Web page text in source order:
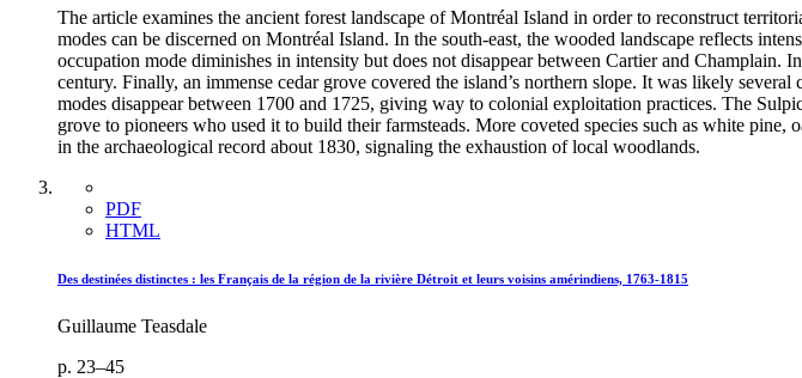
The article examines the ancient forest landscape of Montréal Island in order to reconstruct
modes can be discerned on Montréal Island. In the south-east, the wooded landscape reflects
occupation mode diminishes in intensity but does not disappear between Cartier and Champlain.
century. Finally, an immense cedar grove covered the island’s northern slope. It was likely
modes disappear between 1700 and 1725, giving way to colonial exploitation practices. The
grove to pioneers who used it to build their farmsteads. More coveted species such as white
in the archaeological record about 1830, signaling the exhaustion of local woodlands.
PDF
HTML
Des destinées distinctes : les Français de la région de la rivière Détroit et leurs voisins amérindiens, 1763-1815
Guillaume Teasdale
p. 23–45